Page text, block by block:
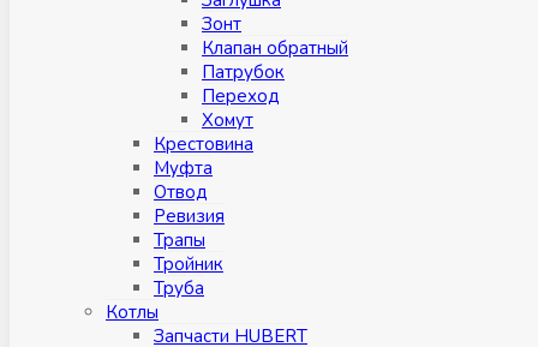
Зонт
Клапан обратный
Патрубок
Переход
Хомут
Крестовина
Муфтa
Отвод
Ревизия
Трапы
Тройник
Труба
Котлы
Запчасти HUBERT